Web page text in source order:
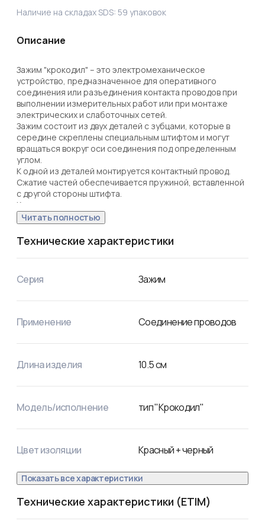
Наличие на складах SDS: 59 упаковок
Описание
Зажим "крокодил" – это электромеханическое
устройство, предназначенное для оперативного
соединения или разъединения контакта проводов при
выполнении измерительных работ или при монтаже
электрических и слаботочных сетей.
Зажим состоит из двух деталей с зубцами, которые в
середине скреплены специальным штифтом и могут
вращаться вокруг оси соединения под определенным
углом.
К одной из деталей монтируется контактный провод.
Сжатие частей обеспечивается пружиной, вставленной
с другой стороны штифта.
Контактная часть зажима изготавливается из стали с
никелевым покрытием.
Для обеспечения безопасного использования на
ручках предусмотрена изоляция, изготовленная из ПВХ,
которая исключает случайный контакт с другими
токоведущими частями и защищает от поражения
Конструкция изделия проста и надежна, что гарантирует
Цена указана за упаковку. В упаковке поставляется 2
зажима. Цвет изолятора – красный/черный.
Читать полностью
Технические характеристики
Серия Зажим
Применение Соединение проводов
Длина изделия 10.5см
Модель/исполнение тип "Крокодил"
Цвет изоляции Красный + черный
Показать все характеристики
Технические характеристики (ETIM)